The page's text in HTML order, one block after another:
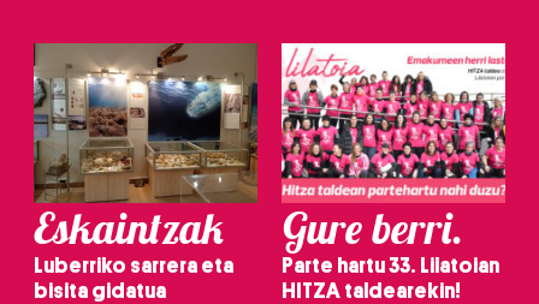
Eskaintzak
Luberriko sarrera eta
bisita gidatua
Gure berri.
Parte hartu 33. Lilatoian
HITZA taldearekin!